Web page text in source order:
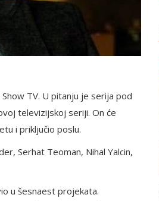
TV. U pitanju je serija pod
televizijskoj seriji. On će
i priključio poslu.
Serhat Teoman, Nihal Yalcin,
u šesnaest projekata.